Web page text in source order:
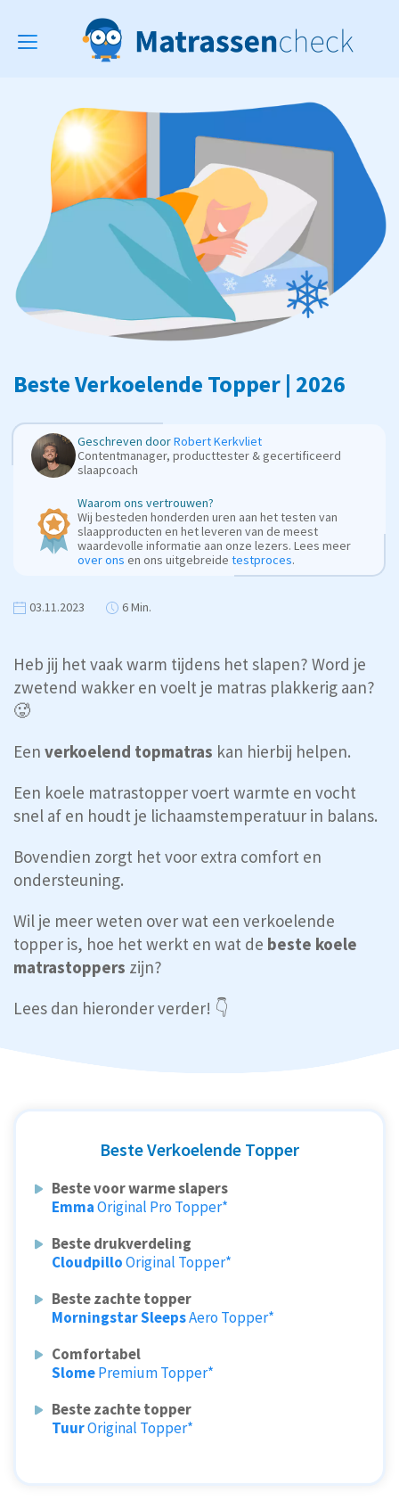
Toggle
Beste Verkoelende Topper | 2026
Geschreven doorRobert Kerkvliet
Contentmanager, producttester & gecertificeerd
slaapcoach
Waarom ons vertrouwen?
Wij besteden honderden uren aan het testen van
slaapproducten en het leveren van de meest
waardevolle informatie aan onze lezers. Lees meer
over ons en ons uitgebreide testproces.
03.11.2023 6 Min.
Heb jij het vaak warm tijdens het slapen? Word je
zwetend wakker en voelt je matras plakkerig aan?
🥵
Een verkoelend topmatras kan hierbij helpen.
Een koele matrastopper voert warmte en vocht
snel af en houdt je lichaamstemperatuur in balans.
Bovendien zorgt het voor extra comfort en
ondersteuning.
Wil je meer weten over wat een verkoelende
topper is, hoe het werkt en wat de beste koele
matrastoppers zijn?
Lees dan hieronder verder! 👇
Beste Verkoelende Topper
Beste voor warme slapers
EmmaOriginal Pro Topper*
Beste drukverdeling
CloudpilloOriginal Topper*
Beste zachte topper
Morningstar SleepsAero Topper*
Comfortabel
SlomePremium Topper*
Beste zachte topper
TuurOriginal Topper*